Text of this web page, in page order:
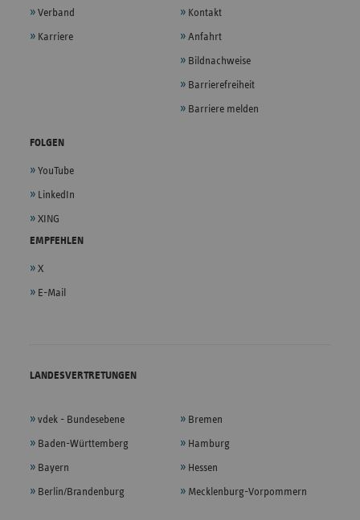
Verband
Karriere
Kontakt
Anfahrt
Bildnachweise
Barrierefreiheit
Barriere melden
FOLGEN
YouTube
LinkedIn
XING
EMPFEHLEN
X
E-Mail
LANDESVERTRETUNGEN
vdek - Bundesebene
Baden-Württemberg
Bayern
Berlin/Brandenburg
Bremen
Hamburg
Hessen
Mecklenburg-Vorpommern